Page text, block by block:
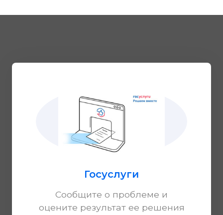
Госуслуги
Сообщите о проблеме и
оцените результат ее решения